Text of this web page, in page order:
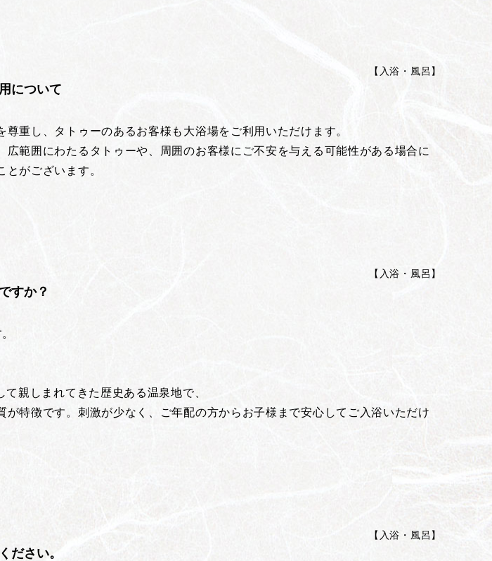
【 入浴・風呂 】
について
重し、タトゥーのあるお客様も大浴場をご利用いただけます。
広範囲にわたるタトゥーや、周囲のお客様にご不安を与える可能性がある場合に
がございます。
【 入浴・風呂 】
すか？
親しまれてきた歴史ある温泉地で、
が特徴です。刺激が少なく、ご年配の方からお子様まで安心してご入浴いただけ
【 入浴・風呂 】
ださい。